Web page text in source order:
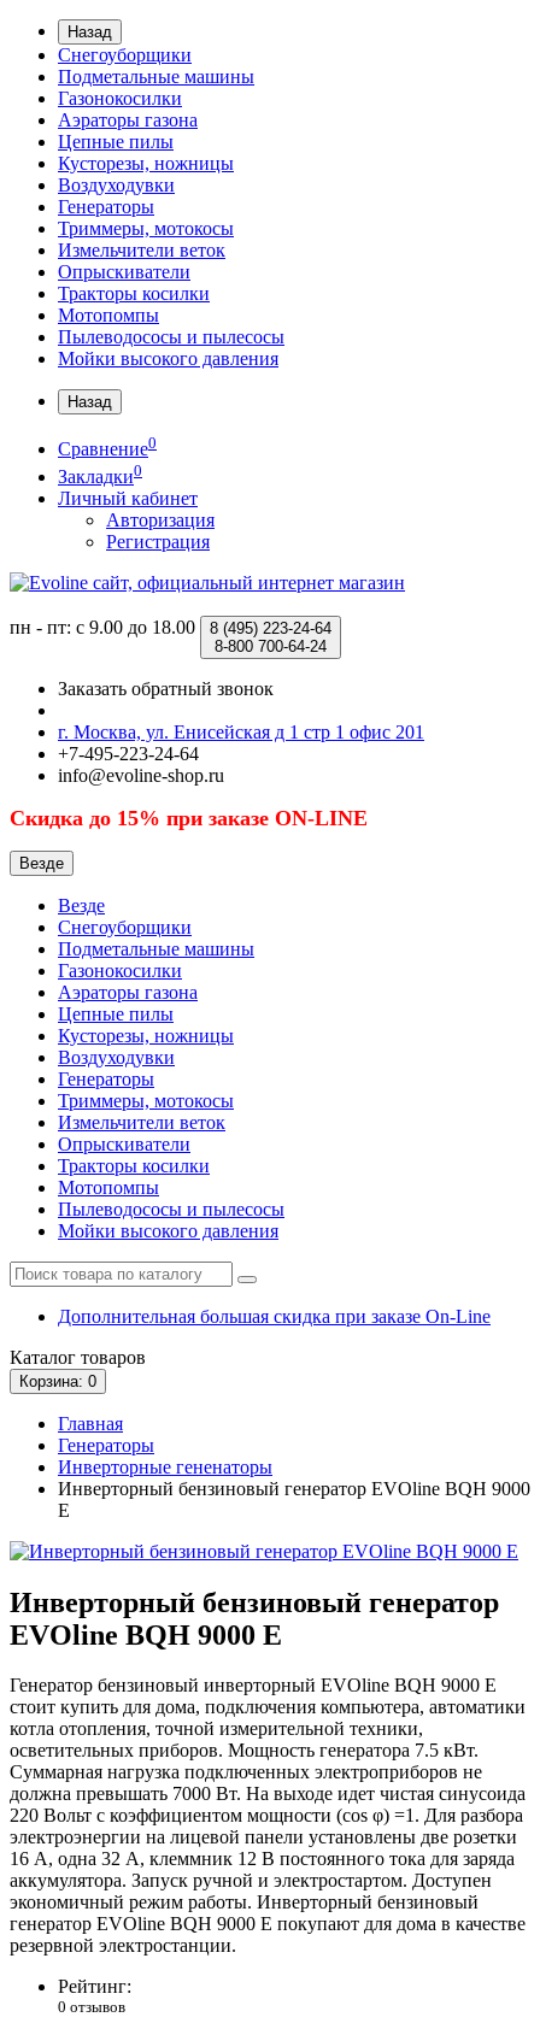
Назад
Снегоуборщики
Подметальные машины
Газонокосилки
Аэраторы газона
Цепные пилы
Кусторезы, ножницы
Воздуходувки
Генераторы
Триммеры, мотокосы
Измельчители веток
Опрыскиватели
Тракторы косилки
Мотопомпы
Пылеводососы и пылесосы
Мойки высокого давления
Назад
Сравнение0
Закладки0
Личный кабинет
Авторизация
Регистрация
пн - пт: с 9.00 до 18.00 8 (495) 223-24-64
8-800 700-64-24
Заказать обратный звонок
г. Москва, ул. Енисейская д 1 стр 1 офис 201
+7-495-223-24-64
info@evoline-shop.ru
Скидка до 15% при заказе ON-LINE
Везде
Везде
Снегоуборщики
Подметальные машины
Газонокосилки
Аэраторы газона
Цепные пилы
Кусторезы, ножницы
Воздуходувки
Генераторы
Триммеры, мотокосы
Измельчители веток
Опрыскиватели
Тракторы косилки
Мотопомпы
Пылеводососы и пылесосы
Мойки высокого давления
Дополнительная большая скидка при заказе On-Line
Каталог товаров
Корзина: 0
Главная
Генераторы
Инверторные гененаторы
Инверторный бензиновый генератор EVOline BQH 9000
E
Инверторный бензиновый генератор
EVOline BQH 9000 E
Генератор бензиновый инверторный EVOline BQH 9000 E
стоит купить для дома, подключения компьютера, автоматики
котла отопления, точной измерительной техники,
осветительных приборов. Мощность генератора 7.5 кВт.
Суммарная нагрузка подключенных электроприборов не
должна превышать 7000 Вт. На выходе идет чистая синусоида
220 Вольт с коэффициентом мощности (cos φ) =1. Для разбора
электроэнергии на лицевой панели установлены две розетки
16 А, одна 32 А, клеммник 12 В постоянного тока для заряда
аккумулятора. Запуск ручной и электростартом. Доступен
экономичный режим работы. Инверторный бензиновый
генератор EVOline BQH 9000 E покупают для дома в качестве
резервной электростанции.
Рейтинг:
0 отзывов